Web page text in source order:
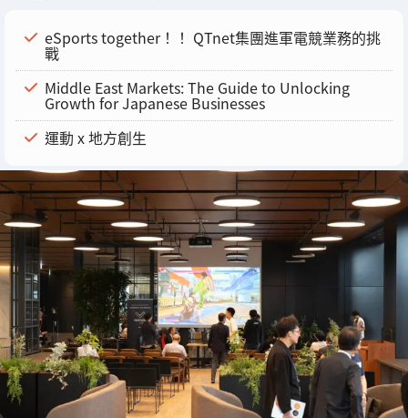
eSports together！！ QTnet集團進軍電競業務的挑
戰
Middle East Markets: The Guide to Unlocking
Growth for Japanese Businesses
運動 x 地方創生